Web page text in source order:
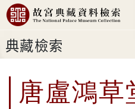
典藏檢索
唐盧鴻草